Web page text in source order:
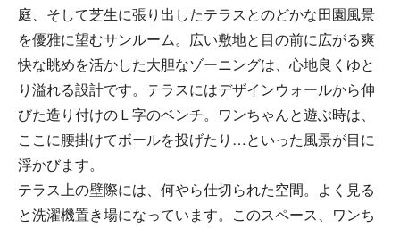
庭、そして芝生に張り出したテラスとのどかな田園風景
を優雅に望むサンルーム。広い敷地と目の前に広がる爽
快な眺めを活かした大胆なゾーニングは、心地良くゆと
り溢れる設計です。テラスにはデザインウォールから伸
びた造り付けのＬ字のベンチ。ワンちゃんと遊ぶ時は、
ここに腰掛けてボールを投げたり…といった風景が目に
浮かびます。
テラス上の壁際には、何やら仕切られた空間。よく見る
と洗濯機置き場になっています。このスペース、ワンち